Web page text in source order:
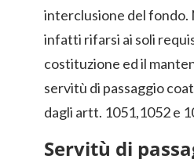
interclusione del fondo.
infatti rifarsi ai soli
costituzione ed il
servitù di passaggio
dagli artt. 1051,1052 e
Servitù di